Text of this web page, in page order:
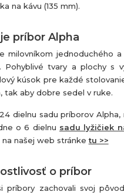
na kávu (135 mm).
príbor Alpha
milovníkom jednoduchého
Pohyblivé tvary a plochy s
kúsok pre každé
tak aby dobre sedel v ruke.
dielnu sadu príborov
o 6 dielnu sadu lyžičiek
na našej web stránketu >>
o príbor
príbory zachovali svoj